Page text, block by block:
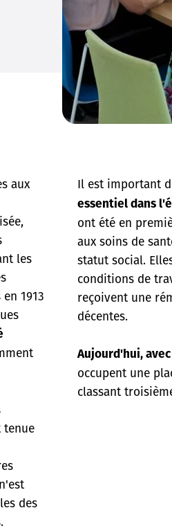
aux
les
1913
tenue
des
Il est important
essentiel dans
ont été en
aux soins de
statut social.
conditions de
reçoivent une
décentes.
Aujourd'hui,
occupent une
classant